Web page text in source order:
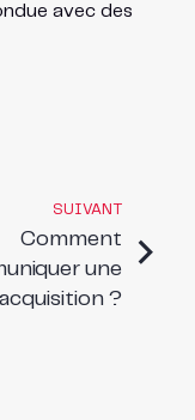
avec des
SUIVANT
Comment
une
?